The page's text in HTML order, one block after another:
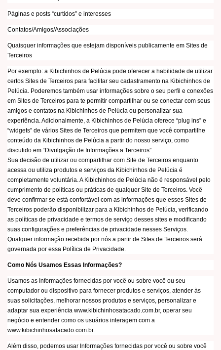
Páginas e posts “curtidos” e interesses
Contatos/Amigos/Associações
Quaisquer informações que estejam disponíveis publicamente em Sites de
Terceiros
Por exemplo: a Kibichinhos de Pelúcia pode oferecer a habilidade de utilizar
certos Sites de Terceiros para facilitar seu cadastramento na Kibichinhos de
Pelúcia. Poderemos também usar informações sobre o seu perfil e conexões
em Sites de Terceiros para te permitir compartilhar ou se conectar com seus
amigos e contatos na Kibichinhos de Pelúcia ou personalizar sua
experiência. Adicionalmente, a Kibichinhos de Pelúcia oferece “plug ins” e
“widgets” de vários Sites de Terceiros que permitem que você compartilhe
conteúdo da Kibichinhos de Pelúcia a partir do nosso serviço, como
discutido em “Divulgação de Informações a Terceiros”.
Sua decisão de utilizar ou compartilhar com Site de Terceiros enquanto
acessa ou utiliza produtos e serviços da Kibichinhos de Pelúcia é
completamente voluntária. A Kibichinhos de Pelúcia não é responsável pelo
cumprimento de políticas ou práticas de qualquer Site de Terceiros. Você
deve confirmar se está confortável com as informações que esses Sites de
Terceiros poderão disponibilizar para a Kibichinhos de Pelúcia, verificando
as políticas de privacidade e termos de serviço desses sites e modificando
suas configurações e preferências de privacidade nesses Serviços.
Qualquer informação recebida por nós a partir de Sites de Terceiros será
governada por essa Política de Privacidade.
Como Nós Usamos Essas Informações?
Usamos as Informações fornecidas por você ou sobre você ou seu
computador ou dispositivo para fornecer produtos e serviços, atender às
suas solicitações, melhorar nossos produtos e serviços, personalizar e
adaptar sua experiência www.kibichinhosatacado.com.br, operar seu
negócio e entender como os usuários interagem com a
www.kibichinhosatacado.com.br.
Além disso, podemos usar Informações fornecidas por você ou sobre você